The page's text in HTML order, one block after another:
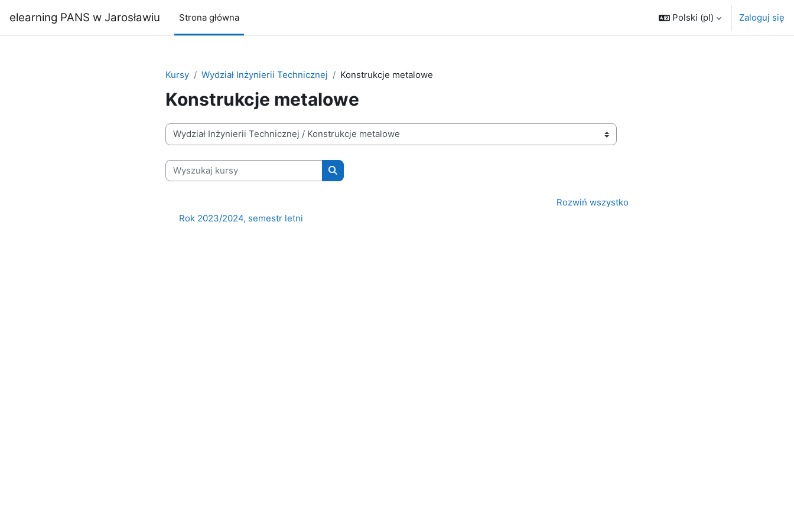
elearning PANS w Jarosławiu Strona główna Polski ‎(pl)‎ Zaloguj się
Kursy Wydział Inżynierii Technicznej Konstrukcje metalowe
Konstrukcje metalowe
Kategorie kursów
Wyszukaj kursy
Wyszukaj kursy
Rozwiń wszystko
Rok 2023/2024, semestr letni